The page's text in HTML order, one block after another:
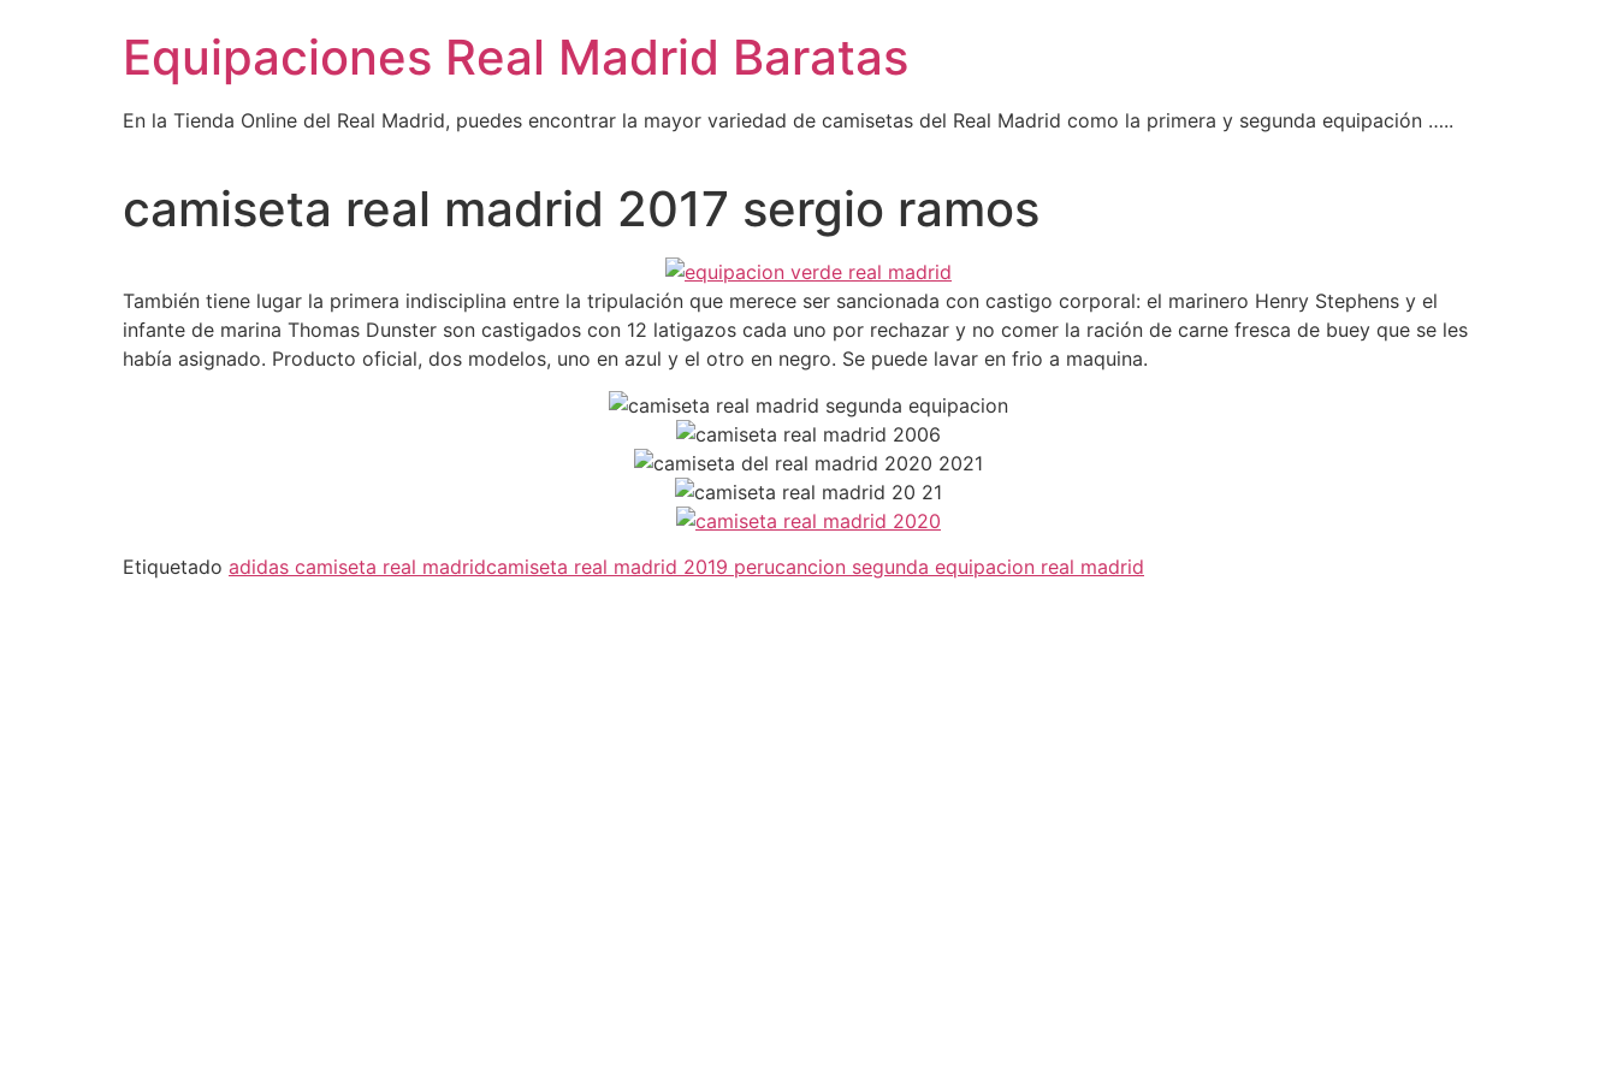
Equipaciones Real Madrid Baratas
En la Tienda Online del Real Madrid, puedes encontrar la mayor variedad de camisetas del Real Madrid como la primera y segunda equipación …..
camiseta real madrid 2017 sergio ramos
También tiene lugar la primera indisciplina entre la tripulación que merece ser sancionada con castigo corporal: el marinero Henry Stephens y el
infante de marina Thomas Dunster son castigados con 12 latigazos cada uno por rechazar y no comer la ración de carne fresca de buey que se les
había asignado. Producto oficial, dos modelos, uno en azul y el otro en negro. Se puede lavar en frio a maquina.
Etiquetado adidas camiseta real madridcamiseta real madrid 2019 perucancion segunda equipacion real madrid